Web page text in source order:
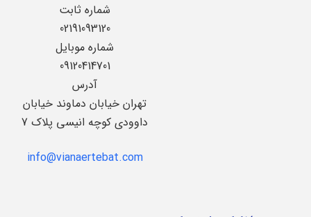
شماره ثابت
02191093120
شماره موبایل
09120414701
آدرس
تهران خیابان دماوند خیابان
داوودی کوچه انیسی پلاک 7
info@vianaertebat.com